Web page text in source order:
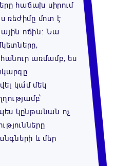
հաճախ սիրում
ռեժիմը մոտ է
ոճին։ Նա
առմամբ, ես
կա՛մ մեկ
կընթանան ոչ
և մեր